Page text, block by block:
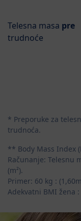
Telesna masa pre
trudnoće
* Preporuke za
trudnoća.
** Body Mass Index
Računanje: Telesnu
(m²).
Primer: 60 kg :
Adekvatni BMI žena :